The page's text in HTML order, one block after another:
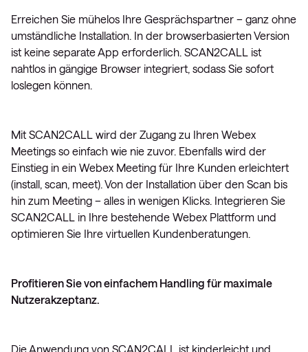
Erreichen Sie mühelos Ihre Gesprächspartner – ganz ohne
umständliche Installation. In der browserbasierten Version
ist keine separate App erforderlich. SCAN2CALL ist
nahtlos in gängige Browser integriert, sodass Sie sofort
loslegen können.
Mit SCAN2CALL wird der Zugang zu Ihren Webex
Meetings so einfach wie nie zuvor. Ebenfalls wird der
Einstieg in ein Webex Meeting für Ihre Kunden erleichtert
(install, scan, meet). Von der Installation über den Scan bis
hin zum Meeting – alles in wenigen Klicks. Integrieren Sie
SCAN2CALL in Ihre bestehende Webex Plattform und
optimieren Sie Ihre virtuellen Kundenberatungen.
Profitieren Sie von einfachem Handling für maximale
Nutzerakzeptanz.
Die Anwendung von SCAN2CALL ist kinderleicht und